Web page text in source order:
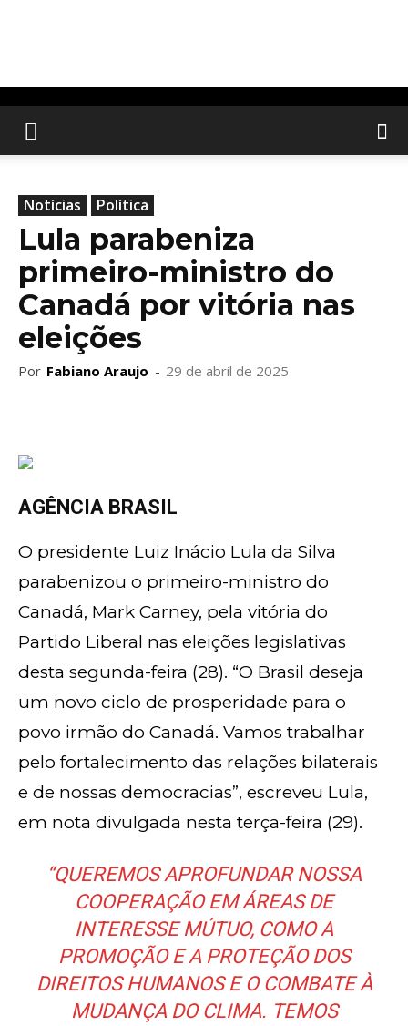
Notícias Política
Lula parabeniza
primeiro-ministro do
Canadá por vitória nas
eleições
Por Fabiano Araujo - 29 de abril de 2025
AGÊNCIA BRASIL
O presidente Luiz Inácio Lula da Silva
parabenizou o primeiro-ministro do
Canadá, Mark Carney, pela vitória do
Partido Liberal nas eleições legislativas
desta segunda-feira (28). “O Brasil deseja
um novo ciclo de prosperidade para o
povo irmão do Canadá. Vamos trabalhar
pelo fortalecimento das relações bilaterais
e de nossas democracias”, escreveu Lula,
em nota divulgada nesta terça-feira (29).
“QUEREMOS APROFUNDAR NOSSA
COOPERAÇÃO EM ÁREAS DE
INTERESSE MÚTUO, COMO A
PROMOÇÃO E A PROTEÇÃO DOS
DIREITOS HUMANOS E O COMBATE À
MUDANÇA DO CLIMA. TEMOS